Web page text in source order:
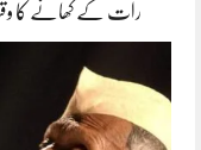
رات کے کھانے کا